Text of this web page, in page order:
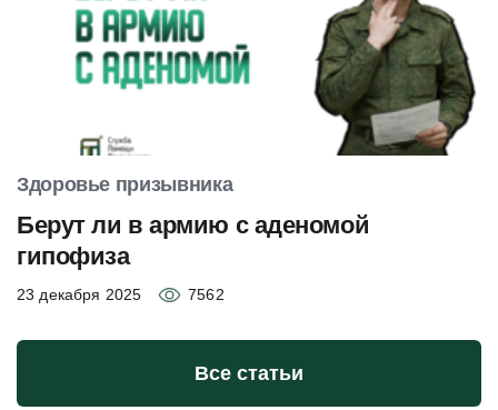
Здоровье призывника
Берут ли в армию с аденомой
гипофиза
23 декабря 2025 7562
Все статьи